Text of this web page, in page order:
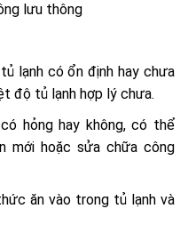
lưu thông
lạnh có ổn định hay chưa
độ tủ lạnh hợp lý chưa.
hỏng hay không, có thể
mới hoặc sửa chữa công
ăn vào trong tủ lạnh và